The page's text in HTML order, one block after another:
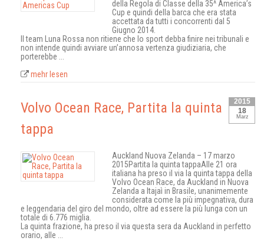
della Regola di Classe della 35^ America’s
Cup e quindi della barca che era stata
accettata da tutti i concorrenti dal 5
Giugno 2014.
Il team Luna Rossa non ritiene che lo sport debba finire nei tribunali e
non intende quindi avviare un’annosa vertenza giudiziaria, che
porterebbe ...
mehr lesen
2015
18
Marz
Volvo Ocean Race, Partita la quinta
tappa
Auckland Nuova Zelanda – 17 marzo
2015Partita la quinta tappaAlle 21 ora
italiana ha preso il via la quinta tappa della
Volvo Ocean Race, da Auckland in Nuova
Zelanda a Itajaì in Brasile, unanimemente
considerata come la più impegnativa, dura
e leggendaria del giro del mondo, oltre ad essere la più lunga con un
totale di 6.776 miglia.
La quinta frazione, ha preso il via questa sera da Auckland in perfetto
orario, alle ...